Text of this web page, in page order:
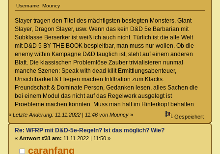
Username: Mouncy
Slayer tragen den Titel des mächtigsten besiegten Monsters. Giant
Slayer, Dragon Slayer, usw. Wenn das kein D&D 5e Barbarian mit
Subklasse Berserker ist weiß ich auch nicht. Türlich ist die alte Welt
mit D&D 5 BY THE BOOK bespieltbar, man muss nur wollen. Ob die
enemy within Kampagne D&D tauglich ist, steht auf einem anderen
Blatt. Die klassischen Problemlöse Zauber trivialisieren nunmal
manche Szenen: Speak with dead killt Ermittlungsabenteuer,
Unsichtbarkeit & Fliegen machen Infiltration zum Klacks.
Freundschaft & Dominate Person, Gedanken lesen, alles Sachen die
bei einem Modul das nicht auf das Regelwerk ausgelegt ist
Proebleme machen könnten. Muss man halt im Hinterkopf behalten.
«Letzte Änderung: 11.11.2022 | 11:46 von Mouncy » Gespeichert
caranfang
Re: WFRP mit D&D-5e-Regeln? Ist das möglich? Wie?
« Antwort #31 am: 11.11.2022 | 11:50 »